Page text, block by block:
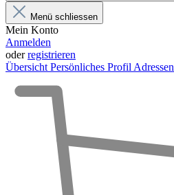
Menü schliessen
Mein Konto
Anmelden
oderregistrieren
Übersicht Persönliches Profil Adressen